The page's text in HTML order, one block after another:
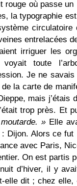
rouge où passe
la typographie
entrelacées
irriguer les
toute
Je ne
la carte de
mais j’étais
trop près. Et
» Elle
Dijon. Alors ce
avec Paris,
On est partis
d’hiver, il y
elle dit ; chez elle,